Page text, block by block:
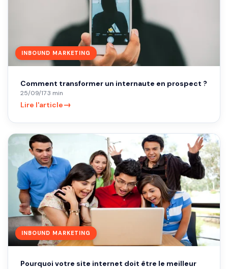
INBOUND MARKETING
Comment transformer un internaute en prospect ?
25/09/17·3 min
Lire l'article→
INBOUND MARKETING
Pourquoi votre site internet doit être le meilleur